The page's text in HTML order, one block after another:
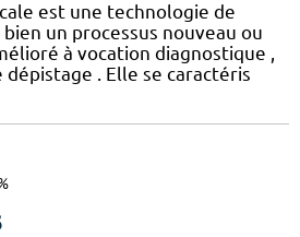
est une technologie de
un processus nouveau ou
à vocation diagnostique ,
. Elle se caractéris